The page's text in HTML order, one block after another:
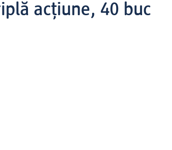
acțiune, 40 buc